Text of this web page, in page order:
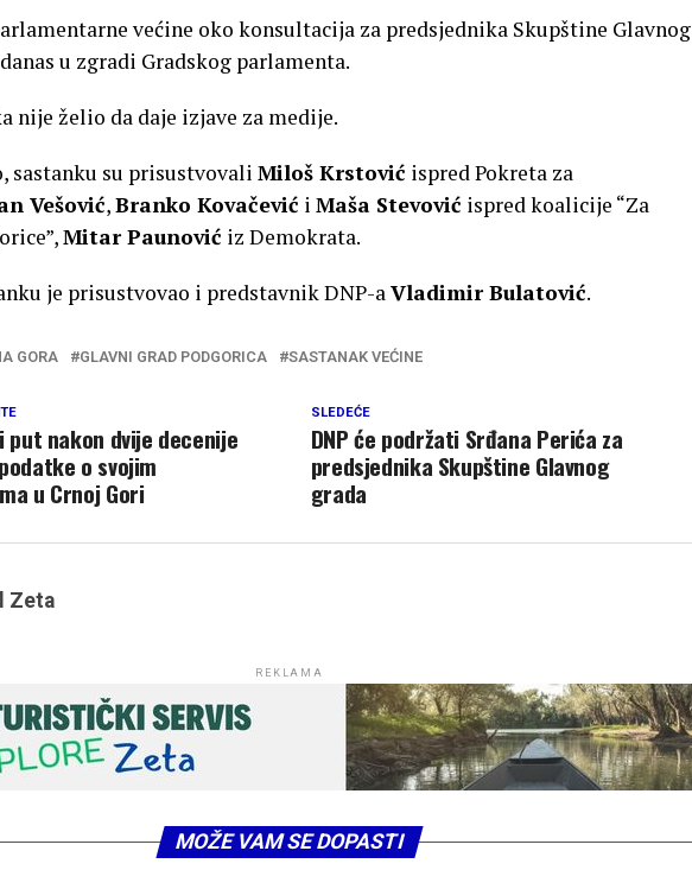
većine oko konsultacija za predsjednika Skupštine Glavnog
u zgradi Gradskog parlamenta.
nije želio da daje izjave za medije.
sastanku su prisustvovali Miloš Krstović ispred Pokreta za
Vešović,Branko Kovačević i Maša Stevović ispred koalicije “Za
Mitar Paunović iz Demokrata.
je prisustvovao i predstavnik DNP-aVladimir Bulatović.
GORA GLAVNI GRAD PODGORICA SASTANAK VEĆINE
SLEDEĆE
DNP će podržati Srđana Perića za
predsjednika Skupštine Glavnog
grada
put nakon dvije decenije
o svojim
u Crnoj Gori
Zeta
REKLAMA
MOŽE VAM SE DOPASTI